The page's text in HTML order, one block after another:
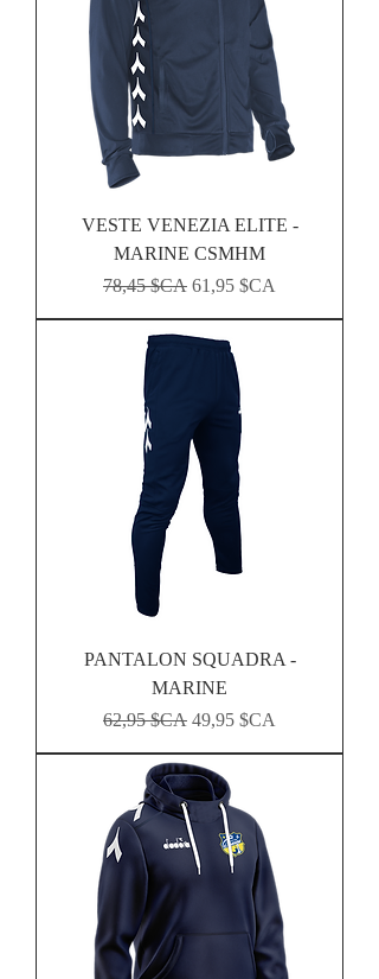
VESTE VENEZIA ELITE -
MARINE CSMHM
Prix original
78,45 $CA Prix promotionnel
61,95 $CA
PANTALON SQUADRA -
MARINE
Prix original
62,95 $CA Prix promotionnel
49,95 $CA